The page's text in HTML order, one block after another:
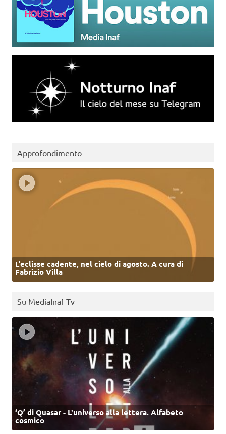
Approfondimento
L’eclisse cadente, nel cielo di agosto. A cura di
Fabrizio Villa
Su MediaInaf Tv
‘Q’ di Quasar - L'universo alla lettera. Alfabeto
cosmico